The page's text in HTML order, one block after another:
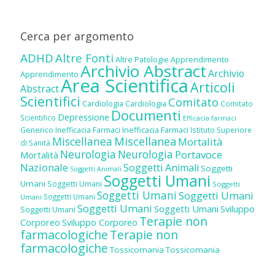
Cerca per argomento
ADHDAltre Fonti Altre Patologie Apprendimento
Apprendimento Archivio AbstractArchivio
AbstractArea ScientificaArticoli
Scientifici Cardiologia Cardiologia Comitato Comitato
Scientifico Depressione Documenti Efficacia farmaci
Generico Inefficacia Farmaci Inefficacia Farmaci Istituto Superiore
di Sanità Miscellanea Miscellanea Mortalità
Mortalità Neurologia Neurologia Portavoce
Nazionale Soggetti Animali Soggetti Animali Soggetti
Umani Soggetti Umani Soggetti Umani Soggetti
Umani Soggetti Umani Soggetti UmaniSoggetti Umani
Soggetti Umani Soggetti Umani Soggetti Umani Sviluppo
Corporeo Sviluppo Corporeo Terapie non
farmacologicheTerapie non
farmacologiche Tossicomania Tossicomania